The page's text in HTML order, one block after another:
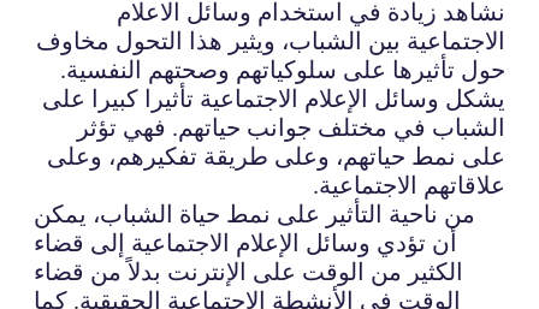
نشاهد زيادة في استخدام وسائل الاعلام
الاجتماعية بين الشباب، ويثير هذا التحول مخاوف
حول تأثيرها على سلوكياتهم وصحتهم النفسية.
يشكل وسائل الإعلام الاجتماعية تأثيرا كبيرا على
الشباب في مختلف جوانب حياتهم. فهي تؤثر
على نمط حياتهم، وعلى طريقة تفكيرهم، وعلى
علاقاتهم الاجتماعية.
من ناحية التأثير على نمط حياة الشباب، يمكن
أن تؤدي وسائل الإعلام الاجتماعية إلى قضاء
الكثير من الوقت على الإنترنت بدلاً من قضاء
الوقت في الأنشطة الاجتماعية الحقيقية. كما